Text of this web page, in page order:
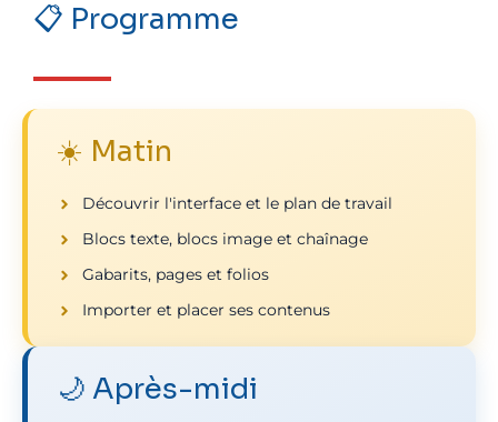
📋 Programme
☀️ Matin
Découvrir l'interface et le plan de travail
Blocs texte, blocs image et chaînage
Gabarits, pages et folios
Importer et placer ses contenus
🌙 Après-midi